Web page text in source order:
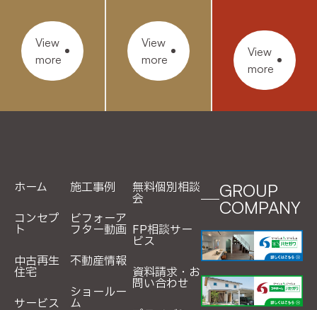
View
more
View
more
View
more
ホーム
コンセプ
ト
中古再生
住宅
サービス
施工事例
ビフォーア
フター動画
不動産情報
ショールー
ム
無料個別相談
会
FP相談サー
ビス
資料請求・お
問い合わせ
GROUP
COMPANY